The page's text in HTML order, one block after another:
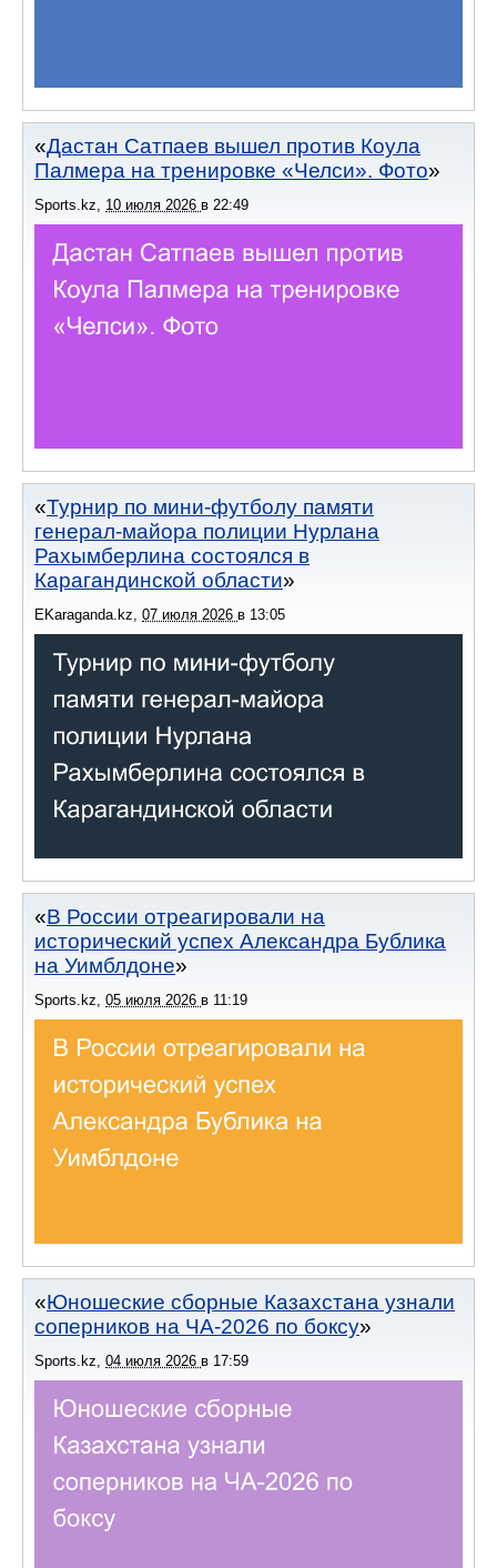
Дастан Сатпаев вышел против Коула
Палмера на тренировке «Челси». Фото
Sports.kz, 10 июля 2026 в 22:49
Турнир по мини-футболу памяти
генерал-майора полиции Нурлана
Рахымберлина состоялся в
Карагандинской области
EKaraganda.kz 07 июля 2026 в 13:05
В России отреагировали на
исторический успех Александра Бублика
на Уимблдоне
Sports.kz 05 июля 2026 в 11:19
Юношеские сборные Казахстана узнали
соперников на ЧА-2026 по боксу
Sports.kz 04 июля 2026 в 17:59